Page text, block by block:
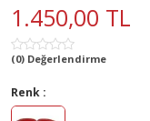
1.450,00 TL
(0) Değerlendirme
Renk :